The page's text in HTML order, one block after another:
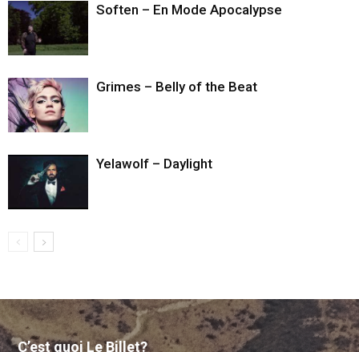
Soften – En Mode Apocalypse
Grimes – Belly of the Beat
Yelawolf – Daylight
C’est quoi Le Billet?